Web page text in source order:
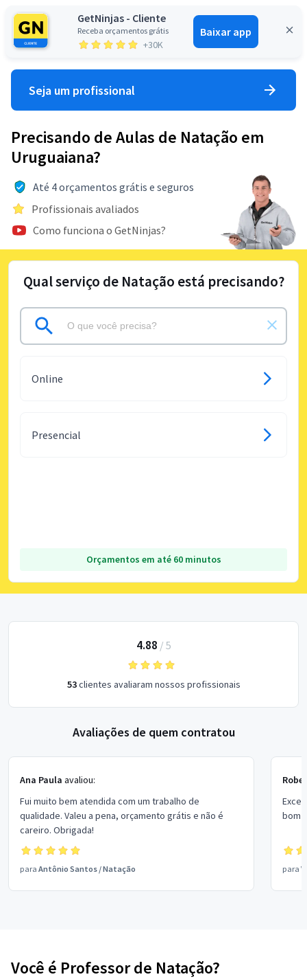
GetNinjas - Cliente
Receba orçamentos grátis
+30K
Baixar app
Entrar
Seja um profissional
Precisando de Aulas de Natação em
Uruguaiana?
Até 4 orçamentos grátis e seguros
Profissionais avaliados
Como funciona o GetNinjas?
Qual serviço de Natação está precisando?
Online
Presencial
Orçamentos em até 60 minutos
4.88 / 5
53clientes avaliaram nossos profissionais
Avaliações de quem contratou
Ana Paula avaliou:
Fui muito bem atendida com um trabalho de
qualidade. Valeu a pena, orçamento grátis e não é
careiro. Obrigada!
para Antônio Santos /Natação
bom
para
Você é Professor de Natação?